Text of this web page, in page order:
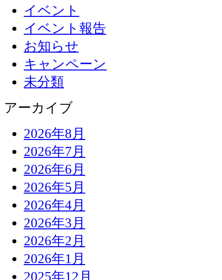
イベント
イベント報告
お知らせ
キャンペーン
未分類
アーカイブ
2026年8月
2026年7月
2026年6月
2026年5月
2026年4月
2026年3月
2026年2月
2026年1月
2025年12月